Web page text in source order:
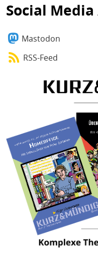
Social Media
Mastodon
RSS-Feed